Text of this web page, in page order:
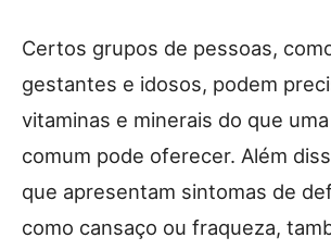
Certos grupos de pessoas,
gestantes e idosos, podem
vitaminas e minerais do que
comum pode oferecer. Além
que apresentam sintomas de
como cansaço ou fraqueza,